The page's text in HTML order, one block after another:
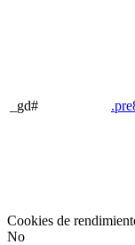
_gd#
Cookies de
No